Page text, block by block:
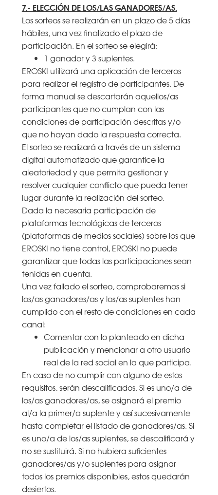
7.- ELECCIÓN DE LOS/LAS GANADORES/AS.
Los sorteos se realizarán en un plazo de 5 días
hábiles, una vez finalizado el plazo de
participación. En el sorteo se elegirá:
1 ganador y 3 suplentes.
EROSKI utilizará una aplicación de terceros
para realizar el registro de participantes. De
forma manual se descartarán aquellos/as
participantes que no cumplan con las
condiciones de participación descritas y/o
que no hayan dado la respuesta correcta.
El sorteo se realizará a través de un sistema
digital automatizado que garantice la
aleatoriedad y que permita gestionar y
resolver cualquier conflicto que pueda tener
lugar durante la realización del sorteo.
Dada la necesaria participación de
plataformas tecnológicas de terceros
(plataformas de medios sociales) sobre los que
EROSKI no tiene control, EROSKI no puede
garantizar que todas las participaciones sean
tenidas en cuenta.
Una vez fallado el sorteo, comprobaremos si
los/as ganadores/as y los/as suplentes han
cumplido con el resto de condiciones en cada
canal:
Comentar con lo planteado en dicha
publicación y mencionar a otro usuario
real de la red social en la que participa.
En caso de no cumplir con alguno de estos
requisitos, serán descalificados. Si es uno/a de
los/as ganadores/as, se asignará el premio
al/a la primer/a suplente y así sucesivamente
hasta completar el listado de ganadores/as. Si
es uno/a de los/as suplentes, se descalificará y
no se sustituirá. Si no hubiera suficientes
ganadores/as y/o suplentes para asignar
todos los premios disponibles, estos quedarán
desiertos.